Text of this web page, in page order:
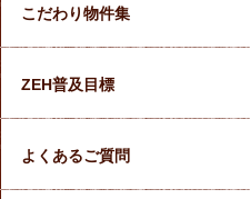
こだわり物件集
ZEH普及目標
よくあるご質問